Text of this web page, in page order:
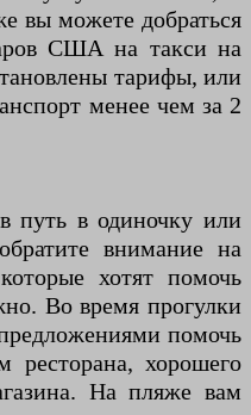
вы можете добраться
США на такси на
тарифы, или
менее чем за 2
путь в одиночку или
внимание на
хотят помочь
Во время прогулки
помочь
ресторана, хорошего
На пляже вам